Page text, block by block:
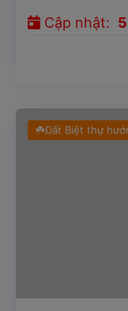
Cập nhật:
☘️Đất Biệt thự